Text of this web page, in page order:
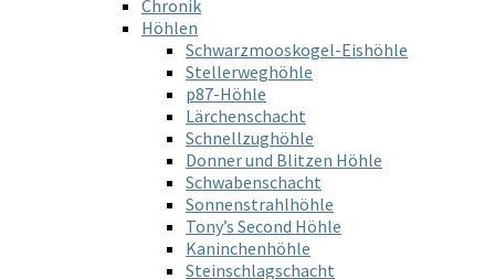
Chronik
Höhlen
Schwarzmooskogel-Eishöhle
Stellerweghöhle
p87-Höhle
Lärchenschacht
Schnellzughöhle
Donner und Blitzen Höhle
Schwabenschacht
Sonnenstrahlhöhle
Tony’s Second Höhle
Kaninchenhöhle
Steinschlagschacht